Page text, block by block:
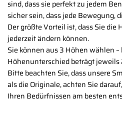
sind, dass sie perfekt zu jedem
sicher sein, dass jede Bewegung,
Der größte Vorteil ist, dass Sie die
jederzeit ändern können.
Sie können aus 3 Höhen wählen
Höhenunterschied beträgt
Bitte beachten Sie, dass unsere
als die Originale, achten Sie
Ihren Bedürfnissen am besten